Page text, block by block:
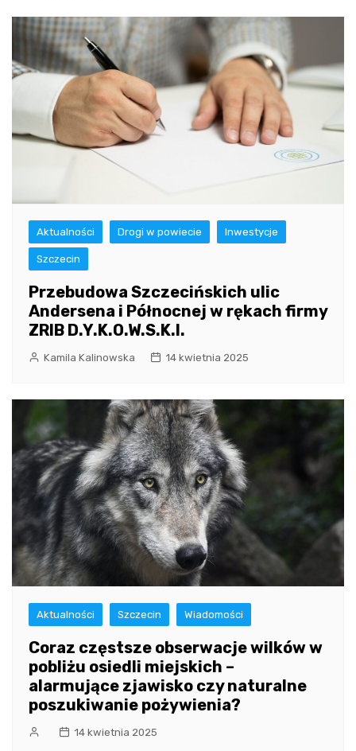
Aktualności Drogi w powiecie Inwestycje
Szczecin
Przebudowa Szczecińskich ulic
Andersena i Północnej w rękach firmy
ZRIB D.Y.K.O.W.S.K.I.
Kamila Kalinowska 14 kwietnia 2025
Aktualności Szczecin Wiadomości
Coraz częstsze obserwacje wilków w
pobliżu osiedli miejskich –
alarmujące zjawisko czy naturalne
poszukiwanie pożywienia?
14 kwietnia 2025